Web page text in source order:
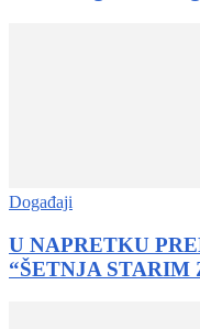
Događaji
U NAPRETKU
“ŠETNJA STARIM